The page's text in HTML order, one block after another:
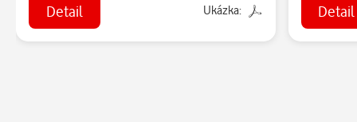
Detail Ukázka: Detail